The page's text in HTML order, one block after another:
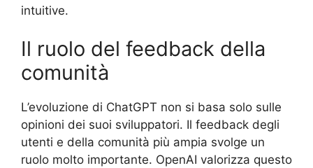
intuitive.
Il ruolo del feedback della
comunità
L’evoluzione di ChatGPT non si basa solo sulle
opinioni dei suoi sviluppatori. Il feedback degli
utenti e della comunità più ampia svolge un
ruolo molto importante. OpenAI valorizza questo